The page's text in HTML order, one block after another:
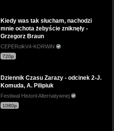
Kiedy was tak słucham, nachodzi
mnie ochota żebyście zniknęły -
Grzegorz Braun
CEPERolkV4-KORWiN
720p
Dziennik Czasu Zarazy - odcinek 2-J.
Komuda, A. Pilipiuk
Festiwal Historii Alternatywnej
1080p